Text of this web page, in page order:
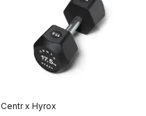
Centr x Hyrox